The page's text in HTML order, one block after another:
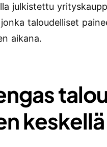
julkistettu
taloudelliset
aikana.
keskellä